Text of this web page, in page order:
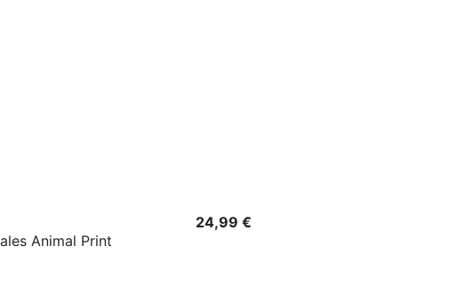
24,99 €Precio